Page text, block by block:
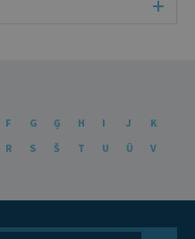
F G Ģ H I J
K
R S Š T U Ū
V